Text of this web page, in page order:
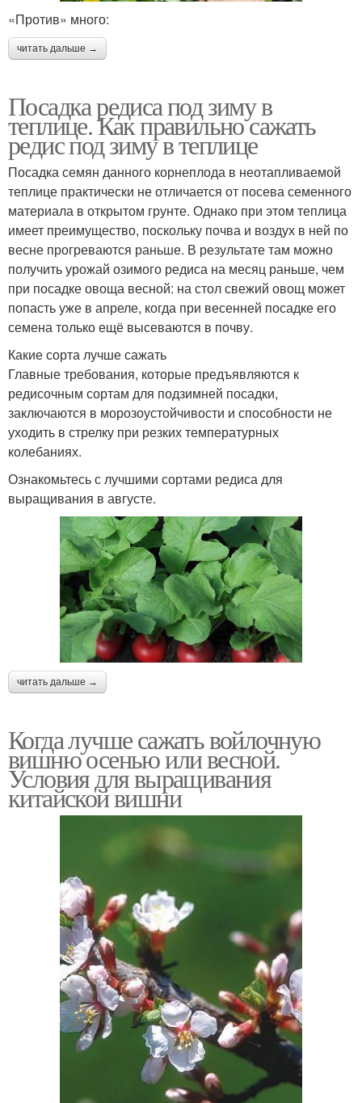
«Против» много:
читать дальше →
Посадка редиса под зиму в
теплице. Как правильно сажать
редис под зиму в теплице
Посадка семян данного корнеплода в неотапливаемой
теплице практически не отличается от посева семенного
материала в открытом грунте. Однако при этом теплица
имеет преимущество, поскольку почва и воздух в ней по
весне прогреваются раньше. В результате там можно
получить урожай озимого редиса на месяц раньше, чем
при посадке овоща весной: на стол свежий овощ может
попасть уже в апреле, когда при весенней посадке его
семена только ещё высеваются в почву.
Какие сорта лучше сажать
Главные требования, которые предъявляются к
редисочным сортам для подзимней посадки,
заключаются в морозоустойчивости и способности не
уходить в стрелку при резких температурных
колебаниях.
Ознакомьтесь с лучшими сортами редиса для
выращивания в августе.
читать дальше →
Когда лучше сажать войлочную
вишню осенью или весной.
Условия для выращивания
китайской вишни